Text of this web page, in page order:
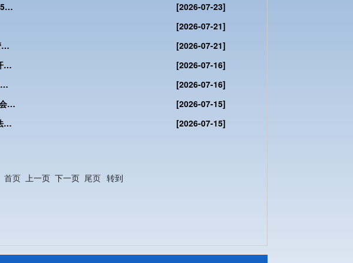
三门峡市园林绿化精细化管理工作周工作简报（7月15日至7月21日）
[2026-07-23]
[2026-07-21]
炎炎夏日送清凉 致敬城市美容师——三门峡市城市管理局联合爱心企业开展慰问活动
[2026-07-21]
以训赋能强法治 规范执法提质效 ——全市城管系统开展法治建设专题培训
[2026-07-16]
三门峡市园林绿化精细化管理工作周工作简报（7月8日至7月14日）
[2026-07-16]
市委第六巡察组巡察“回头看”市城管局党组情况反馈会议召开
[2026-07-15]
以学铸能夯基础 依规执法树形象——2026年行政执法能力建设培训
[2026-07-15]
首页 上一页 下一页 尾页 转到